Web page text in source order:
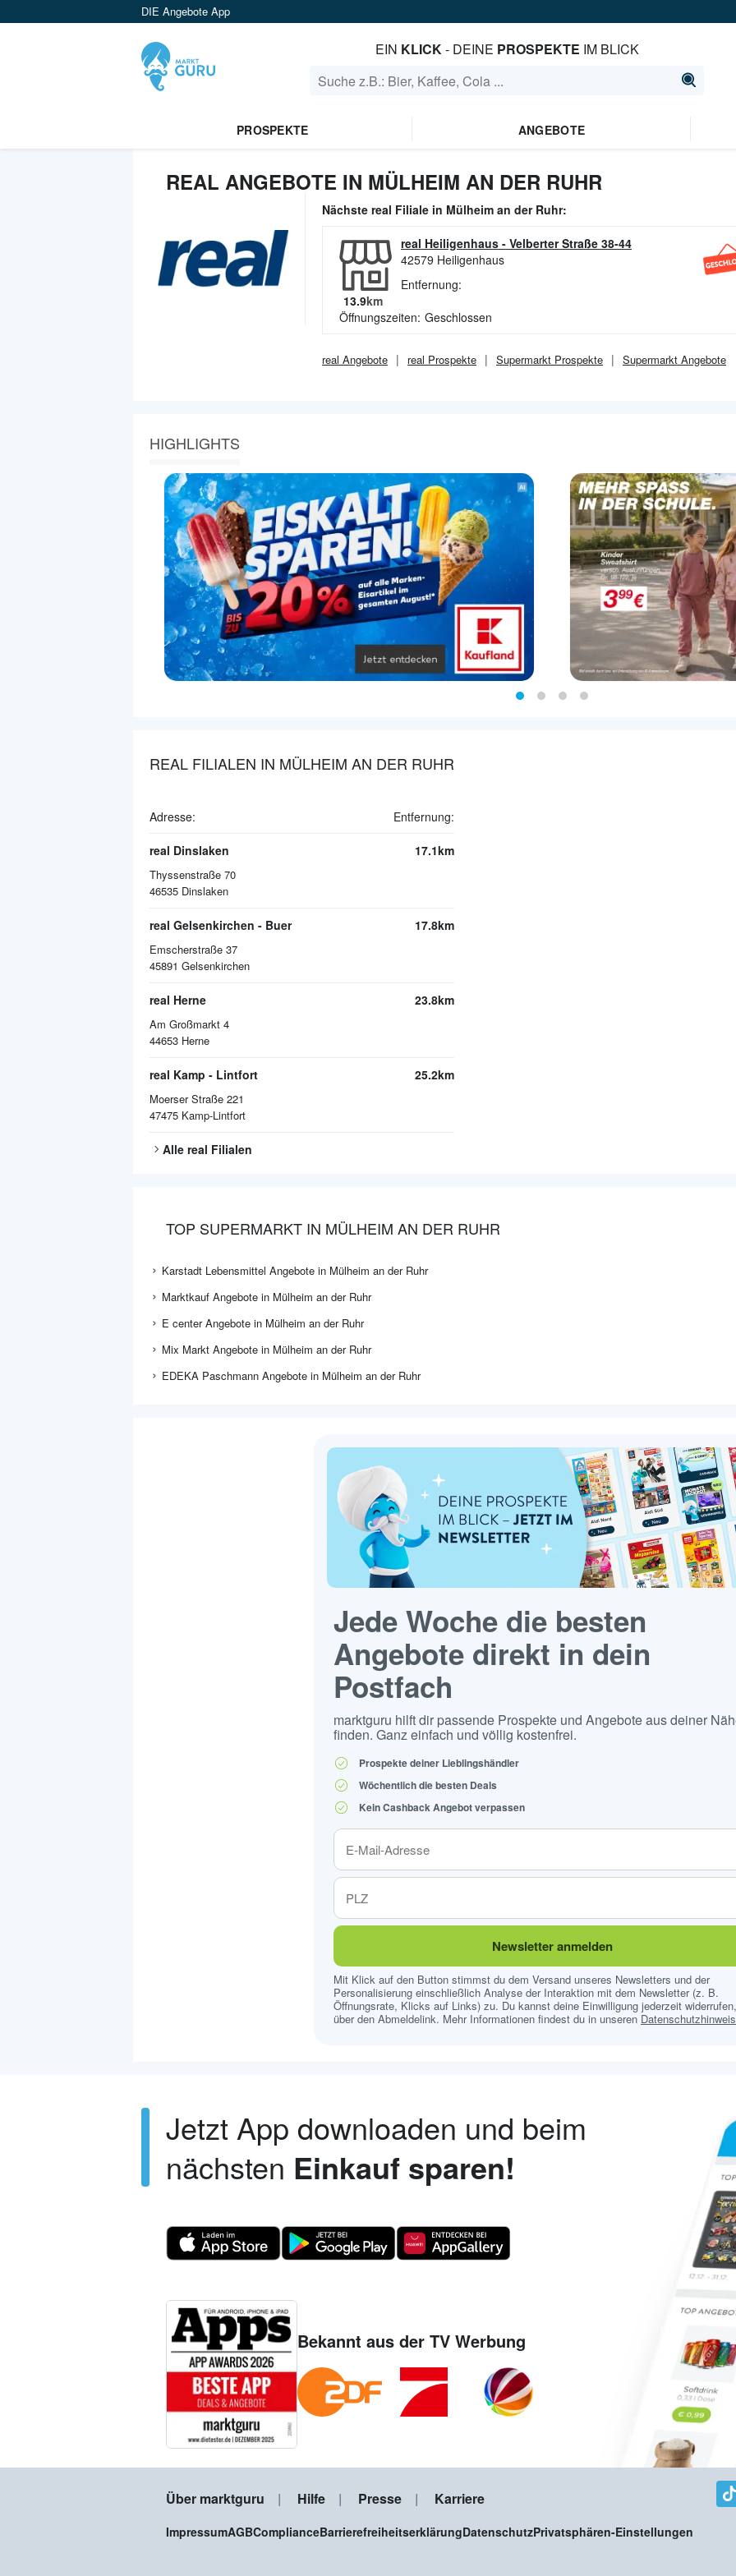
DIE Angebote App
EIN KLICK- DEINE PROSPEKTE IM BLICK
PROSPEKTE ANGEBOTE
REAL ANGEBOTE IN MÜLHEIM AN DER RUHR
Nächste real Filiale in Mülheim an der Ruhr:
real Heiligenhaus - Velberter Straße 38-44
42579 Heiligenhaus
Entfernung:
13.9km
Öffnungszeiten: Geschlossen
real Angebote real Prospekte Supermarkt Prospekte Supermarkt Angebote
HIGHLIGHTS
REAL FILIALEN IN MÜLHEIM AN DER RUHR
Adresse: Entfernung:
real Dinslaken
Thyssenstraße 70
46535 Dinslaken
17.1km
real Gelsenkirchen - Buer
Emscherstraße 37
45891 Gelsenkirchen
17.8km
real Herne
Am Großmarkt 4
44653 Herne
23.8km
real Kamp - Lintfort
Moerser Straße 221
47475 Kamp-Lintfort
25.2km
Alle real Filialen
TOP SUPERMARKT IN MÜLHEIM AN DER RUHR
Karstadt Lebensmittel Angebote in Mülheim an der Ruhr
Marktkauf Angebote in Mülheim an der Ruhr
E center Angebote in Mülheim an der Ruhr
Mix Markt Angebote in Mülheim an der Ruhr
EDEKA Paschmann Angebote in Mülheim an der Ruhr
Jede Woche die besten
Angebote direkt in dein
Postfach
marktguru hilft dir passende Prospekte und Angebote aus deiner
finden. Ganz einfach und völlig kostenfrei.
Prospekte deiner Lieblingshändler
Wöchentlich die besten Deals
Kein Cashback Angebot verpassen
Newsletter anmelden
Mit Klick auf den Button stimmst du dem Versand unseres Newsletters und der
Personalisierung einschließlich Analyse der Interaktion mit dem Newsletter (z. B.
Öffnungsrate, Klicks auf Links) zu. Du kannst deine Einwilligung jederzeit
über den Abmeldelink. Mehr Informationen findest du in unseren
Jetzt App downloaden und beim
nächsten Einkauf sparen!
Bekannt aus der TV Werbung
Über marktguru Hilfe Presse Karriere
ImpressumAGBComplianceBarrierefreiheitserklärungDatenschutzPrivatsphären-Einstellungen